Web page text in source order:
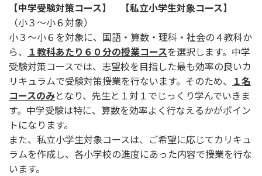
【中学受験対策コース】 【私立小学生対象コース】
（小３～小６対象）
小３～小６を対象に、国語・算数・理科・社会の４教科か
ら、 １教科あたり６０分の授業コースを選択します。中学
受験対策コースでは、志望校を目指した最も効率の良いカ
リキュラムで受験対策授業を行ないます。そのため、 １名
コースのみとなり、先生と１対１でじっくり学んでいきま
す。中学受験は特に、算数を効率よく行なえるかがポイン
トになります。
また、私立小学生対象コースは、ご希望に応じてカリキュ
ラムを作成し、各小学校の進度にあった内容で授業を行な
います。